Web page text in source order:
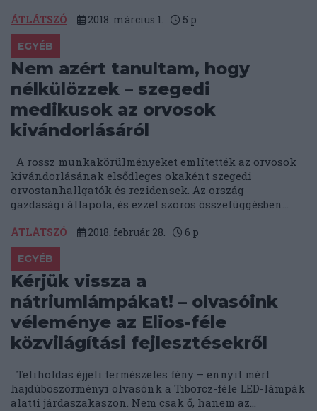
ÁTLÁTSZÓ 2018. március 1. 5 p
EGYÉB
Nem azért tanultam, hogy
nélkülözzek – szegedi
medikusok az orvosok
kivándorlásáról
A rossz munkakörülményeket említették az orvosok
kivándorlásának elsődleges okaként szegedi
orvostanhallgatók és rezidensek. Az ország
gazdasági állapota, és ezzel szoros összefüggésben...
ÁTLÁTSZÓ 2018. február 28. 6 p
EGYÉB
Kérjük vissza a
nátriumlámpákat! – olvasóink
véleménye az Elios-féle
közvilágítási fejlesztésekről
Teliholdas éjjeli természetes fény – ennyit mért
hajdúböszörményi olvasónk a Tiborcz-féle LED-lámpák
alatti járdaszakaszon. Nem csak ő, hanem az...